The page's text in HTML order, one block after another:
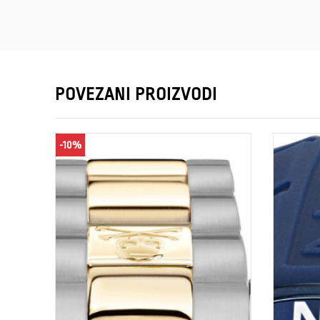
POVEZANI PROIZVODI
-10%